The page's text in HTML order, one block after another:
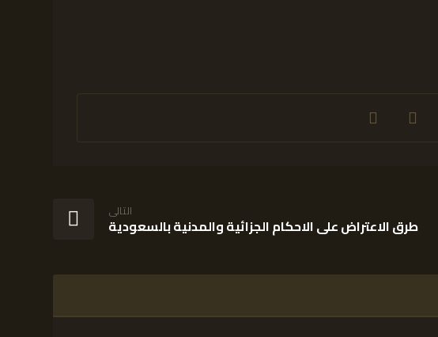
التالى
طرق الاعتراض على الاحكام الجزائية والمدنية بالسعودية